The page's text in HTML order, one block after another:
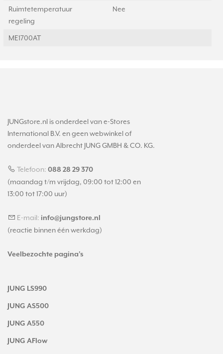
Ruimtetemperatuur
regeling
Nee
ME1700AT
JUNGstore.nl is onderdeel van e-Stores
International B.V. en geen webwinkel of
onderdeel van Albrecht JUNG GMBH & CO. KG.
Telefoon: 088 28 29 370
(maandag t/m vrijdag, 09:00 tot 12:00 en
13:00 tot 17:00 uur)
E-mail: info@jungstore.nl
(reactie binnen één werkdag)
Veelbezochte pagina's
JUNG LS990
JUNG AS500
JUNG A550
JUNG AFlow